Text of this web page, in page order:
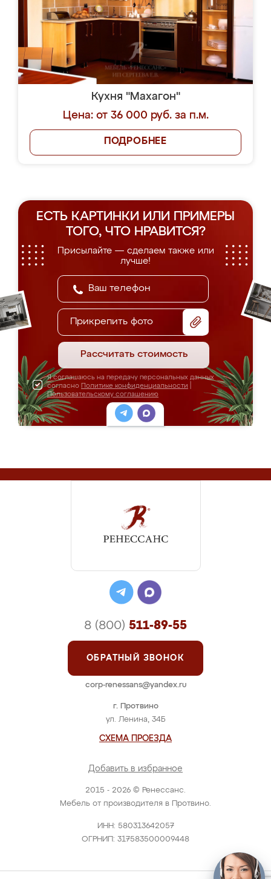
Кухня "Махагон"
Цена: от 36 000 руб. за п.м.
ПОДРОБНЕЕ
ЕСТЬ КАРТИНКИ ИЛИ ПРИМЕРЫ
ТОГО, ЧТО НРАВИТСЯ?
Присылайте — сделаем также или
лучше!
Прикрепить фото
Рассчитать стоимость
Я соглашаюсь на передачу персональных данных
согласно Политике конфиденциальности
Пользовательскому соглашению
2015 - 2026 © Ренессанс.
Мебель от производителя в Протвино.
ИНН: 580313642057
ОГРНИП: 317583500009448
г. Протвино
ул. Ленина, 34Б
СХЕМА ПРОЕЗДА
Добавить в избранное
8 (800) 511-89-55
ОБРАТНЫЙ ЗВОНОК
corp-renessans@yandex.ru